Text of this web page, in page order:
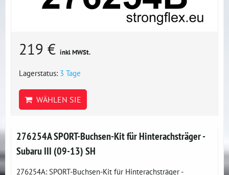
219 € inkl MWSt.
Lagerstatus: 3 Tage
WÄHLEN SIE
276254A SPORT-Buchsen-Kit für Hinterachsträger -
Subaru III (09-13) SH
276254A: SPORT-Buchsen-Kit für Hinterachsträger -